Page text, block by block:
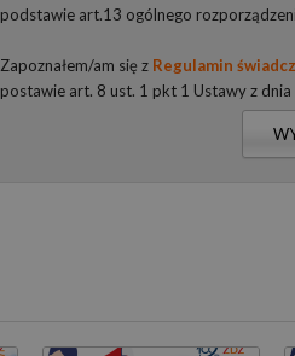
podstawie art.13 ogólnego
Zapoznałem/am się z Regulamin
postawie art. 8 ust. 1 pkt 1 Ustawy z